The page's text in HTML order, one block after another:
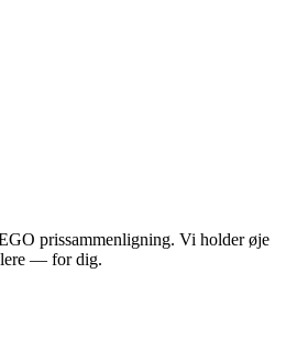
prissammenligning. Vi holder øje
— for dig.